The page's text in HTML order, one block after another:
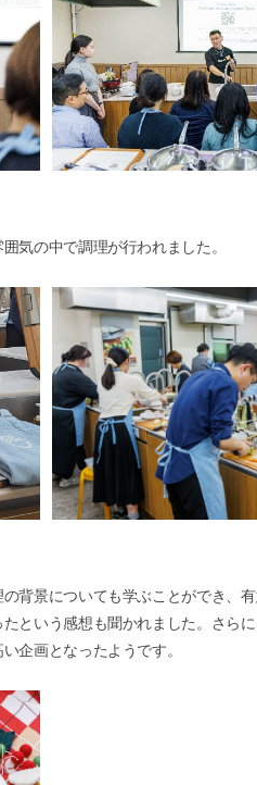
2016.12 長
2016年12月
2016.11 茨
2016年11月
2016.10 静
2016年10月
気の中で調理が行われました。
背景についても学ぶことができ、
という感想も聞かれました。さら
企画となったようです。